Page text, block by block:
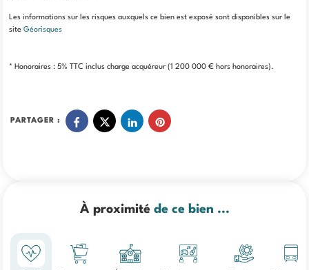
Les informations sur les risques auxquels ce bien est exposé sont disponibles sur le
siteGéorisques
* Honoraires : 5% TTC inclus charge acquéreur (1 200 000 € hors honoraires).
PARTAGER :
À proximité de ce bien ...